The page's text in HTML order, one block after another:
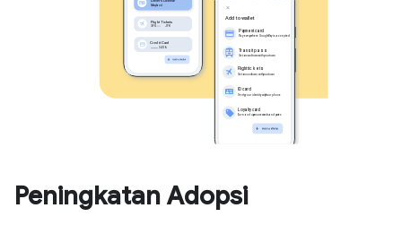
Peningkatan Adopsi